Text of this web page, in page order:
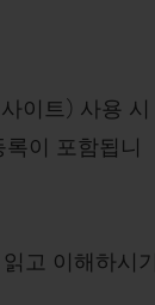
이트) 사용 시
이 포함됩니
고 이해하시기